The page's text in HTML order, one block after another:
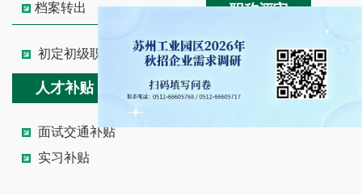
档案转出
职称评审
初定初级职称
人才补贴
面试交通补贴
实习补贴